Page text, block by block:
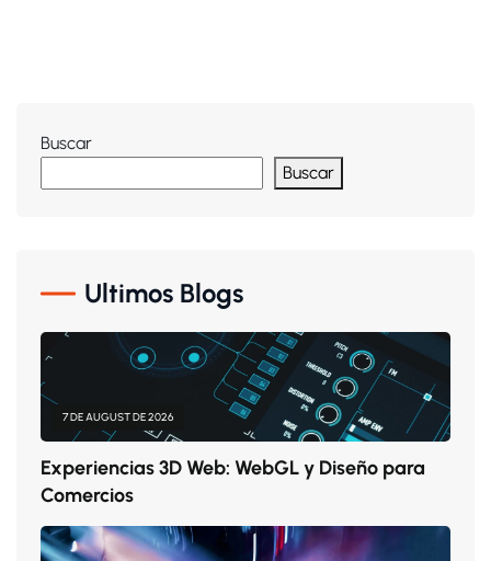
Buscar
Buscar
Ultimos Blogs
7 DE AUGUST DE 2026
Experiencias 3D Web: WebGL y Diseño para
Comercios